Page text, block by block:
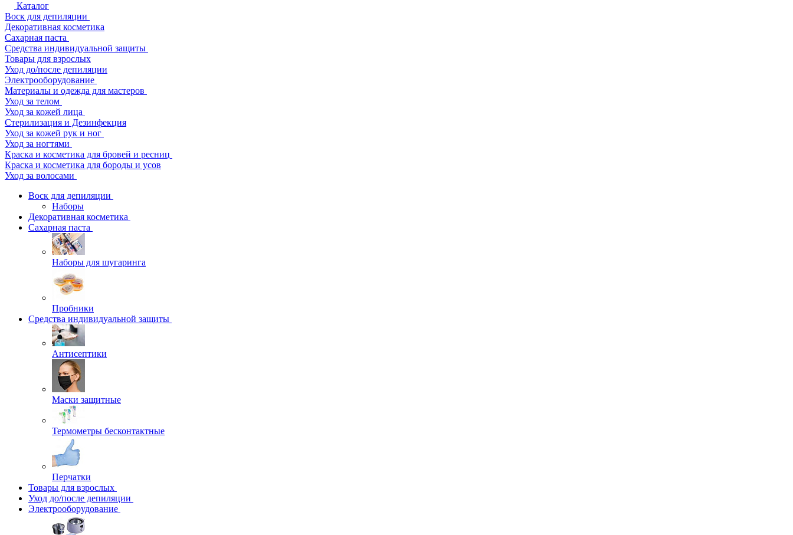
Каталог
Воск для депиляции
Декоративная косметика
Сахарная паста
Средства индивидуальной защиты
Товары для взрослых
Уход до/после депиляции
Электрооборудование
Материалы и одежда для мастеров
Уход за телом
Уход за кожей лица
Стерилизация и Дезинфекция
Уход за кожей рук и ног
Уход за ногтями
Краска и косметика для бровей и ресниц
Краска и косметика для бороды и усов
Уход за волосами
Воск для депиляции
Наборы
Декоративная косметика
Сахарная паста
Наборы для шугаринга
Пробники
Средства индивидуальной защиты
Антисептики
Маски защитные
Термометры бесконтактные
Перчатки
Товары для взрослых
Уход до/после депиляции
Электрооборудование